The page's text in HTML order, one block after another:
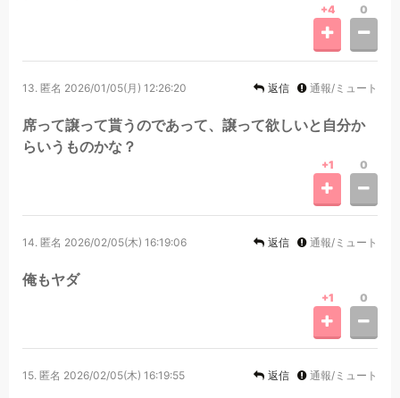
+4 0
13. 匿名 2026/01/05(月) 12:26:20 返信 通報/ミュート
席って譲って貰うのであって、譲って欲しいと自分か
らいうものかな？
+1 0
14. 匿名 2026/02/05(木) 16:19:06 返信 通報/ミュート
俺もヤダ
+1 0
15. 匿名 2026/02/05(木) 16:19:55 返信 通報/ミュート